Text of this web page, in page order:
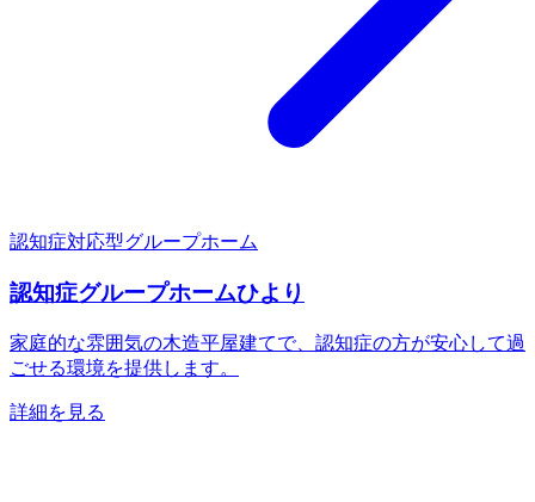
認知症対応型グループホーム
認知症グループホームひより
家庭的な雰囲気の木造平屋建てで、認知症の方が安心して過
ごせる環境を提供します。
詳細を見る